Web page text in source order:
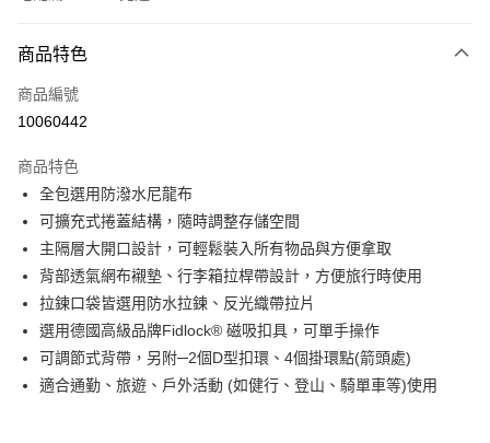
信用卡一次付款
LINE Pay
悠遊付
Google Pay
全盈+PAY
ATM付款
運送方式
商品特色
商品編號
10060442
商品特色
全包選用防潑水尼龍布
可擴充式捲蓋結構，隨時調整存儲空間
主隔層大開口設計，可輕鬆裝入所有物品與方便拿取
背部透氣網布襯墊、行李箱拉桿帶設計，方便旅行時使用
拉鍊口袋皆選用防水拉鍊、反光織帶拉片
選用德國高級品牌Fidlock® 磁吸扣具，可單手操作
可調節式背帶，另附─2個D型扣環、4個掛環點(箭頭處)
適合通勤、旅遊、戶外活動 (如健行、登山、騎單車等)使用